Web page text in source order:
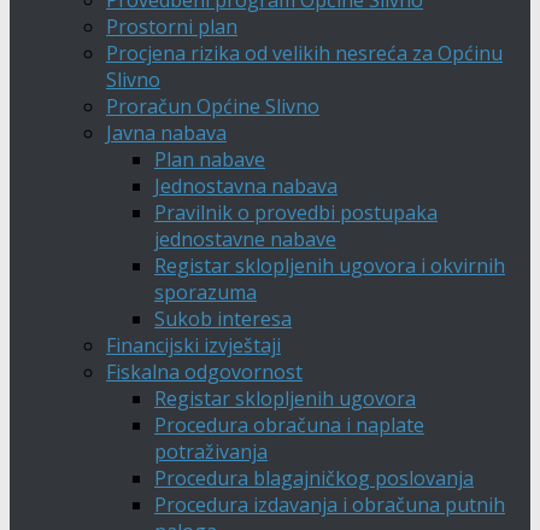
Prostorni plan
Procjena rizika od velikih nesreća za Općinu
Slivno
Proračun Općine Slivno
Javna nabava
Plan nabave
Jednostavna nabava
Pravilnik o provedbi postupaka
jednostavne nabave
Registar sklopljenih ugovora i okvirnih
sporazuma
Sukob interesa
Financijski izvještaji
Fiskalna odgovornost
Registar sklopljenih ugovora
Procedura obračuna i naplate
potraživanja
Procedura blagajničkog poslovanja
Procedura izdavanja i obračuna putnih